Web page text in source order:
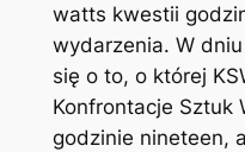
watts kwestii
wydarzenia. W
się o to, o której
Konfrontacje Sztuk
godzinie nineteen,